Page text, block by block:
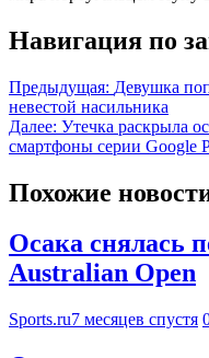
Навигация по
Предыдущая: Девушка
невестой насильника
Далее: Утечка раскрыла
смартфоны серии Google
Похожие
Осака снялась
Australian Open
Sports.ru7 месяцев спустя